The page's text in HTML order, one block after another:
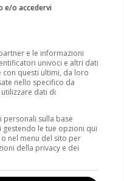
e
e/o accedervi
e le informazioni
univoci e altri dati
questi ultimi, da loro
nello specifico da
dati di
sulla base
le tue opzioni qui
nel menu del sito per
della privacy e dei